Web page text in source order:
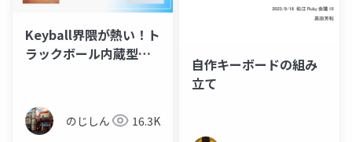
Keyball界隈が熱い！ト
ラックボール内蔵型キ
のじしん 16.3K
自作キーボードの組み
立て